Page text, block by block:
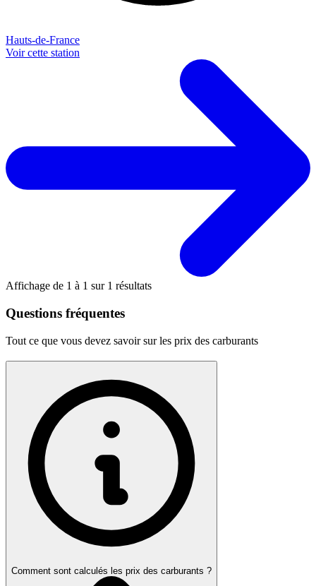
Hauts-de-France
Voir cette station
Affichage de 1 à 1 sur 1 résultats
Questions fréquentes
Tout ce que vous devez savoir sur les prix des carburants
Comment sont calculés les prix des carburants ?